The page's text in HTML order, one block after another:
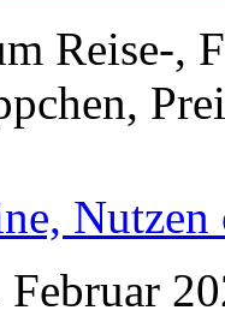
Reise-,
Februar